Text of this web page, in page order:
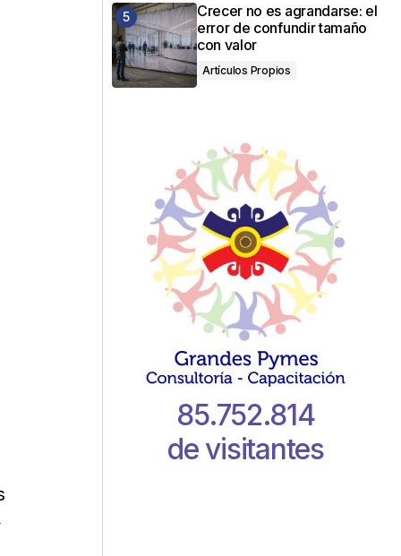
Crecer no es agrandarse: el
error de confundir tamaño
con valor
Artículos Propios
85.752.814
de visitantes